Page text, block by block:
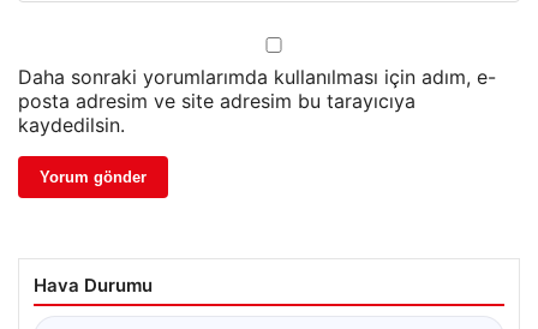
Daha sonraki yorumlarımda kullanılması için adım, e-
posta adresim ve site adresim bu tarayıcıya
kaydedilsin.
Hava Durumu